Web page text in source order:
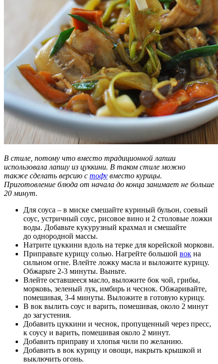
В стиле, потому что вместо традиционной лапши
использовала лапшу из цуккини. В таком стиле можно
также сделать версию с тофу вместо курицы.
Приготовление блюда от начала до конца занимает не больше
20 минут.
Для соуса – в миске смешайте куриный бульон, соевый
соус, устричный соус, рисовое вино и 2 столовые ложки
воды. Добавьте кукурузный крахмал и смешайте
до однородной массы.
Натрите цуккини вдоль на терке для корейской моркови.
Приправьте курицу солью. Нагрейте большой вок на
сильном огне. Влейте ложку масла и выложите курицу.
Обжарьте 2-3 минуты. Выньте.
Влейте оставшееся масло, выложите бок чой, грибы,
морковь, зеленый лук, имбирь и чеснок. Обжаривайте,
помешивая, 3-4 минуты. Выложите в готовую курицу.
В вок вылить соус и варить, помешивая, около 2 минут
до загустения.
Добавить цуккини и чеснок, пропущенный через пресс,
к соусу и варить, помешивая около 2 минут.
Добавить приправу и хлопья чили по желанию.
Добавить в вок курицу и овощи, накрыть крышкой и
выключить огонь.